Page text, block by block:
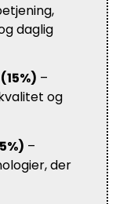
daglig
–
og
–
der